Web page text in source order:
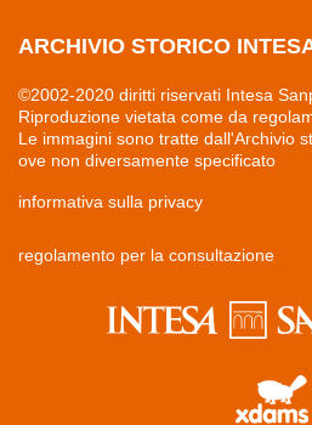
ARCHIVIO STORICO
©2002-2020 diritti riservati Intesa
Riproduzione vietata come da
Le immagini sono tratte dall'Archivio
ove non diversamente specificato
informativa sulla privacy
regolamento per la consultazione